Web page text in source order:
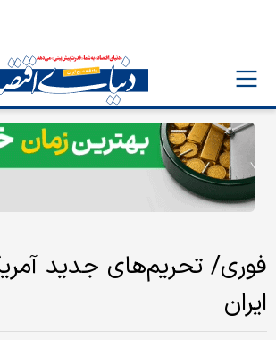
فوری/ تحریم‌های جدید
ایران